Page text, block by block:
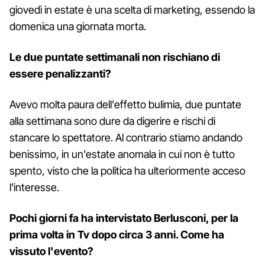
giovedì in estate è una scelta di marketing, essendo la
domenica una giornata morta.
Le due puntate settimanali non rischiano di
essere penalizzanti?
Avevo molta paura dell'effetto bulimia, due puntate
alla settimana sono dure da digerire e rischi di
stancare lo spettatore. Al contrario stiamo andando
benissimo, in un'estate anomala in cui non è tutto
spento, visto che la politica ha ulteriormente acceso
l'interesse.
Pochi giorni fa ha intervistato Berlusconi, per la
prima volta in Tv dopo circa 3 anni. Come ha
vissuto l'evento?